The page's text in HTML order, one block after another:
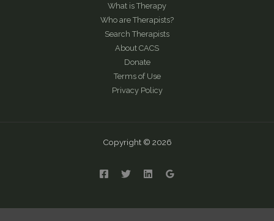
What is Therapy
Who are Therapists?
Search Therapists
About CACS
Donate
Terms of Use
Privacy Policy
Copyright © 2026